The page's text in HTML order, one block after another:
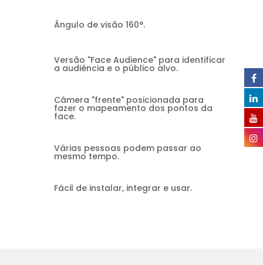
Ângulo de visão 160°.
Versão "Face Audience" para identificar
a audiência e o público alvo.
Câmera "frente" posicionada para
fazer o mapeamento dos pontos da
face.
Várias pessoas podem passar ao
mesmo tempo.
Fácil de instalar, integrar e usar.